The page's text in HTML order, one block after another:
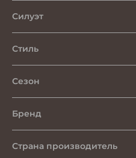
Силуэт
Стиль
Сезон
Бренд
Страна производитель